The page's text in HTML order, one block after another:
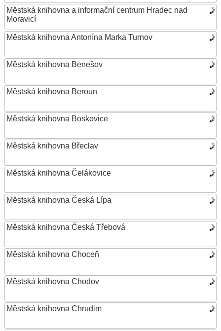
Městská knihovna a informační centrum Hradec nad
Moravicí
Městská knihovna Antonína Marka Turnov
Městská knihovna Benešov
Městská knihovna Beroun
Městská knihovna Boskovice
Městská knihovna Břeclav
Městská knihovna Čelákovice
Městská knihovna Česká Lípa
Městská knihovna Česká Třebová
Městská knihovna Choceň
Městská knihovna Chodov
Městská knihovna Chrudim